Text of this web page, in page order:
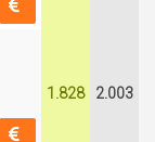
1.828 2.003